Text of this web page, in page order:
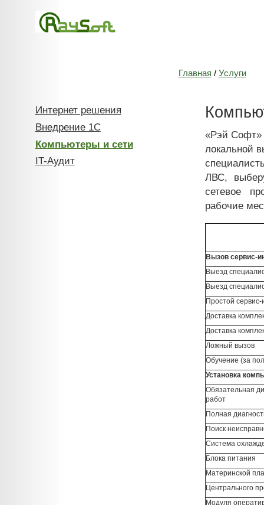
Главная / Услуги
Интернет решения
Внедрение 1С
Компьютеры и сети
IT-Аудит
«Рэй Софт»
локальной
ЛВС,
сетевое
рабочие
Вызов сервис-
Выезд
Выезд
Простой
Доставка
Доставка
Ложный вызов
Обучение (за
Установка
Обязательная
работ
Полная
Поиск
Система
Блока питания
Материнской
Центрального
Модуля